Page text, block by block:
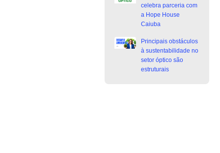
celebra parceria com
a Hope House
Caiuba
Principais obstáculos
à sustentabilidade no
setor óptico são
estruturais